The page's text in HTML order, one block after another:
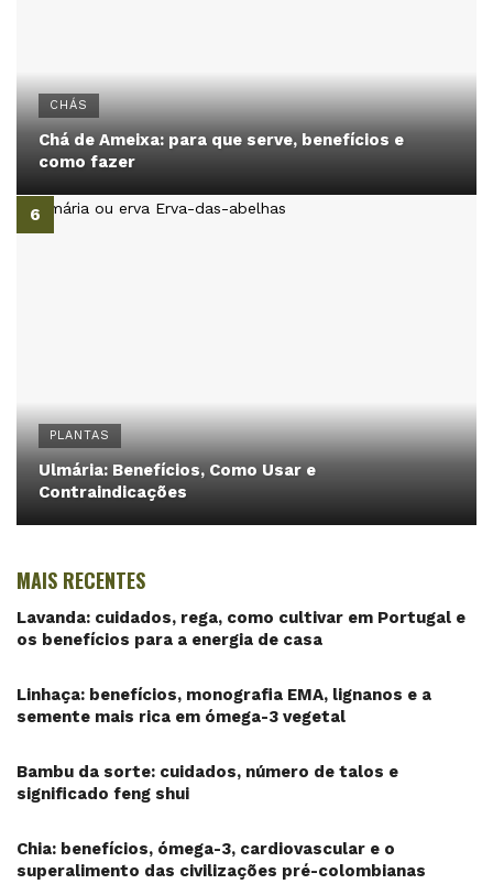
CHÁS
Chá de Ameixa: para que serve, benefícios e
como fazer
PLANTAS
Ulmária: Benefícios, Como Usar e
Contraindicações
MAIS RECENTES
Lavanda: cuidados, rega, como cultivar em Portugal e
os benefícios para a energia de casa
Linhaça: benefícios, monografia EMA, lignanos e a
semente mais rica em ómega-3 vegetal
Bambu da sorte: cuidados, número de talos e
significado feng shui
Chia: benefícios, ómega-3, cardiovascular e o
superalimento das civilizações pré-colombianas